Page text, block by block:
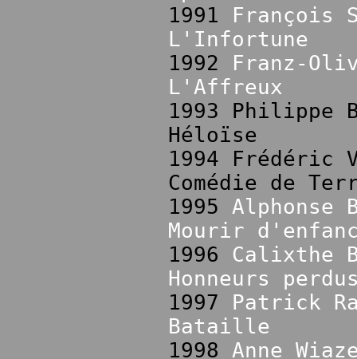
1991 François
L'Infortune
1992 Franz-
L'Affreux
1993 Philippe
Héloïse
1994 Frédéric
Comédie de
1995 Alphonse
Mourir
1996 Calixthe
Honneurs
1997 Patrick
Bataille
1998 Anne